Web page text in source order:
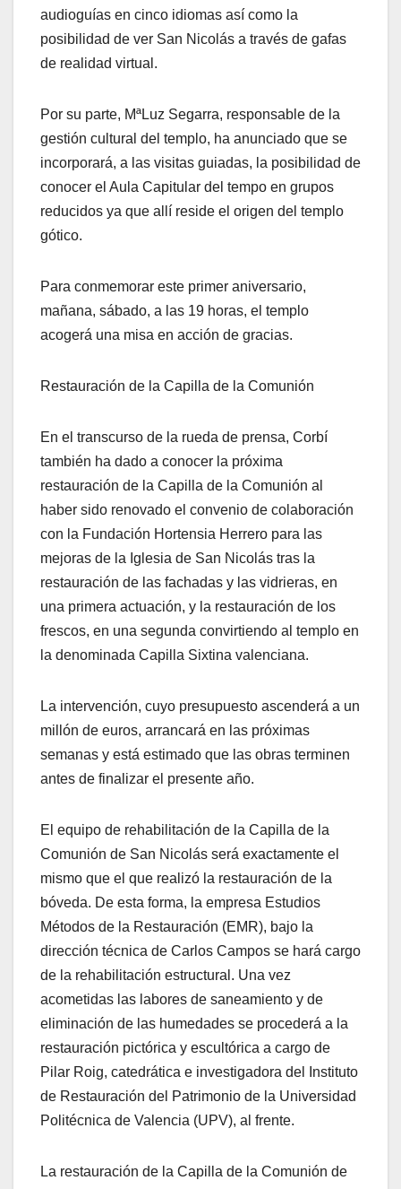
audioguías en cinco idiomas así como la
posibilidad de ver San Nicolás a través de gafas
de realidad virtual.
Por su parte, MªLuz Segarra, responsable de la
gestión cultural del templo, ha anunciado que se
incorporará, a las visitas guiadas, la posibilidad de
conocer el Aula Capitular del tempo en grupos
reducidos ya que allí reside el origen del templo
gótico.
Para conmemorar este primer aniversario,
mañana, sábado, a las 19 horas, el templo
acogerá una misa en acción de gracias.
Restauración de la Capilla de la Comunión
En el transcurso de la rueda de prensa, Corbí
también ha dado a conocer la próxima
restauración de la Capilla de la Comunión al
haber sido renovado el convenio de colaboración
con la Fundación Hortensia Herrero para las
mejoras de la Iglesia de San Nicolás tras la
restauración de las fachadas y las vidrieras, en
una primera actuación, y la restauración de los
frescos, en una segunda convirtiendo al templo en
la denominada Capilla Sixtina valenciana.
La intervención, cuyo presupuesto ascenderá a un
millón de euros, arrancará en las próximas
semanas y está estimado que las obras terminen
antes de finalizar el presente año.
El equipo de rehabilitación de la Capilla de la
Comunión de San Nicolás será exactamente el
mismo que el que realizó la restauración de la
bóveda. De esta forma, la empresa Estudios
Métodos de la Restauración (EMR), bajo la
dirección técnica de Carlos Campos se hará cargo
de la rehabilitación estructural. Una vez
acometidas las labores de saneamiento y de
eliminación de las humedades se procederá a la
restauración pictórica y escultórica a cargo de
Pilar Roig, catedrática e investigadora del Instituto
de Restauración del Patrimonio de la Universidad
Politécnica de Valencia (UPV), al frente.
La restauración de la Capilla de la Comunión de